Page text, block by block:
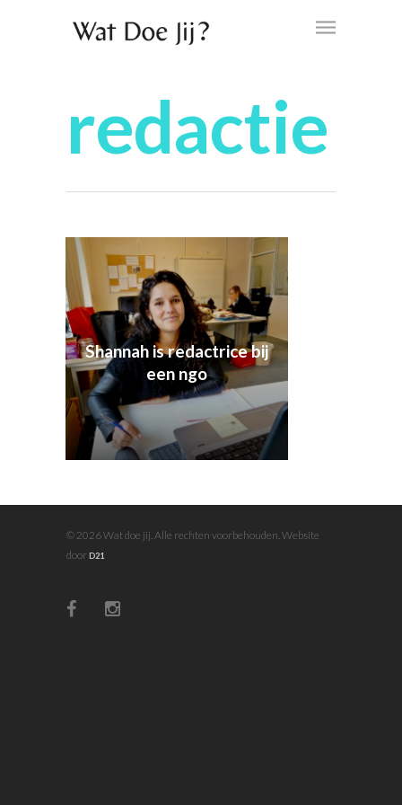
redactie
Shannah is redactrice bij
een ngo
© 2026 Wat doe jij. Alle rechten voorbehouden. Website
doorD21